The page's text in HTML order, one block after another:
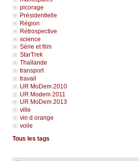
picorage
Présidentielle
Région
Rétrospective
science
Série et film
StarTrek
Thaïlande
transport
travail
UR MoDem 2010
UR Modem 2011
UR MoDem 2013
ville
vin d orange
voile
Tous les tags